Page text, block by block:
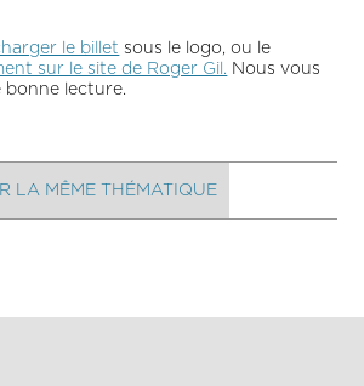
le billet sous le logo, ou le
sur le site de Roger Gil. Nous vous
bonne lecture.
LA MÊME THÉMATIQUE